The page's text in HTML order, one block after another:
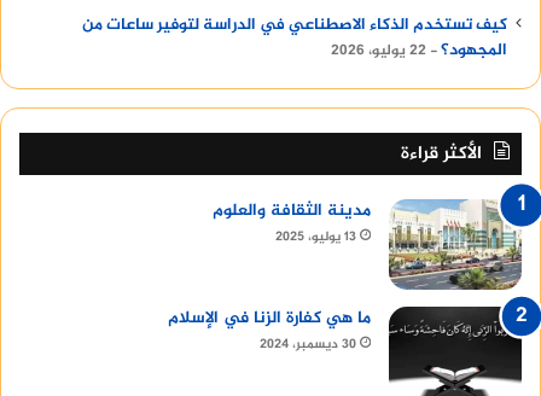
كيف تستخدم الذكاء الاصطناعي في الدراسة لتوفير ساعات من
المجهود؟ 22 يوليو، 2026
الأكثر قراءة
مدينة الثقافة والعلوم
13 يوليو، 2025
ما هي كفارة الزنا في الإسلام
30 ديسمبر، 2024